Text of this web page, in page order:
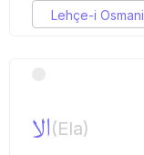
Lehçe-i Osmani
الا(Ela)